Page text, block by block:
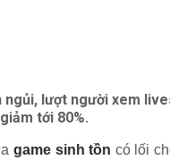
ngủi, lượt người xem
tới 80%.
game sinh tồn có lối